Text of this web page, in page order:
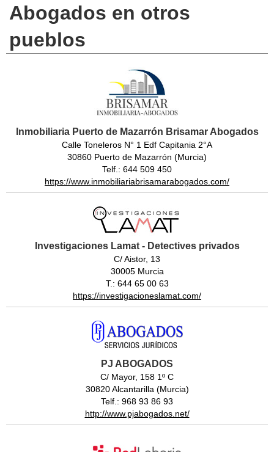
Abogados en otros
pueblos
Inmobiliaria Puerto de Mazarrón Brisamar Abogados
Calle Toneleros N° 1 Edf Capitania 2°A
30860 Puerto de Mazarrón (Murcia)
Telf.: 644 509 450
https://www.inmobiliariabrisamarabogados.com/
Investigaciones Lamat - Detectives privados
C/ Aistor, 13
30005 Murcia
T.: 644 65 00 63
https://investigacioneslamat.com/
PJ ABOGADOS
C/ Mayor, 158 1º C
30820 Alcantarilla (Murcia)
Telf.: 968 93 86 93
http://www.pjabogados.net/